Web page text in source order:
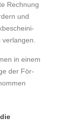
Rech­nung
und
in einem
der För­